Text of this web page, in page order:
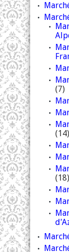
(7)
(14)
(18)